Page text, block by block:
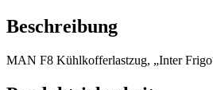
Beschreibung
MAN F8 Kühlkofferlastzug, „Inter